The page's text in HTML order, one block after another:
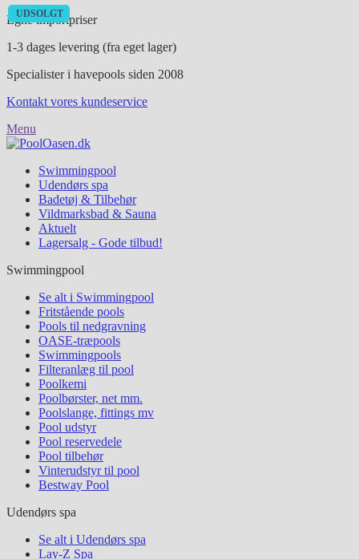
Egne importpriser
1-3 dages levering (fra eget lager)
Specialister i havepools siden 2008
Kontakt vores kundeservice
Menu
Swimmingpool
Udendørs spa
Badetøj & Tilbehør
Vildmarksbad & Sauna
Aktuelt
Lagersalg - Gode tilbud!
Swimmingpool
Se alt i Swimmingpool
Fritstående pools
Pools til nedgravning
OASE-træpools
Swimmingpools
Filteranlæg til pool
Poolkemi
Poolbørster, net mm.
Poolslange, fittings mv
Pool udstyr
Pool reservedele
Pool tilbehør
Vinterudstyr til pool
Bestway Pool
Udendørs spa
Se alt i Udendørs spa
Lay-Z Spa
UDSOLGT